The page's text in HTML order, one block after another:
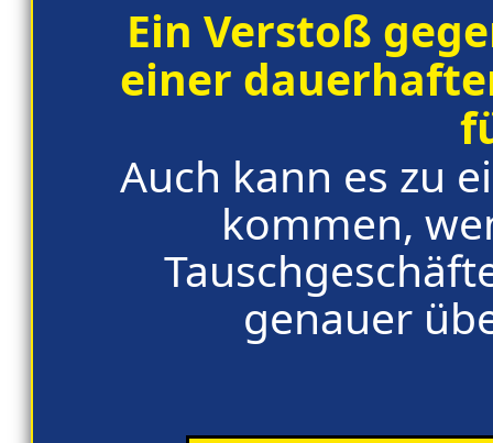
Ein Verstoß
einer
Auch kann es zu
kommen,
genauer